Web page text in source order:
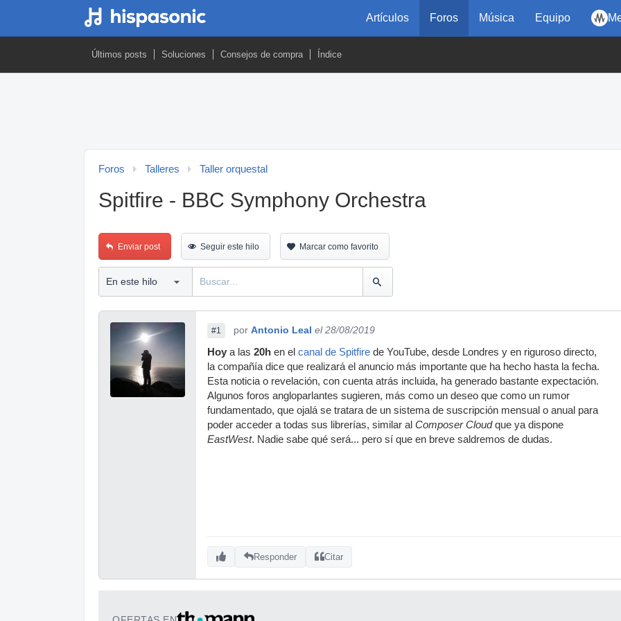
Artículos Foros Música Equipo
Últimos posts Soluciones Consejos de compra Índice
Foros Talleres Taller orquestal
Spitfire - BBC Symphony Orchestra
Enviar post Seguir este hilo Marcar como favorito
#1 por Antonio Leal el 28/08/2019
Hoy a las 20h en el canal de Spitfire de YouTube, desde Londres y en riguroso directo,
la compañía dice que realizará el anuncio más importante que ha hecho hasta la fecha.
Esta noticia o revelación, con cuenta atrás incluida, ha generado bastante expectación.
Algunos foros angloparlantes sugieren, más como un deseo que como un rumor
fundamentado, que ojalá se tratara de un sistema de suscripción mensual o anual para
poder acceder a todas sus librerías, similar al Composer Cloudque ya dispone
EastWest. Nadie sabe qué será... pero sí que en breve saldremos de dudas.
Responder Citar